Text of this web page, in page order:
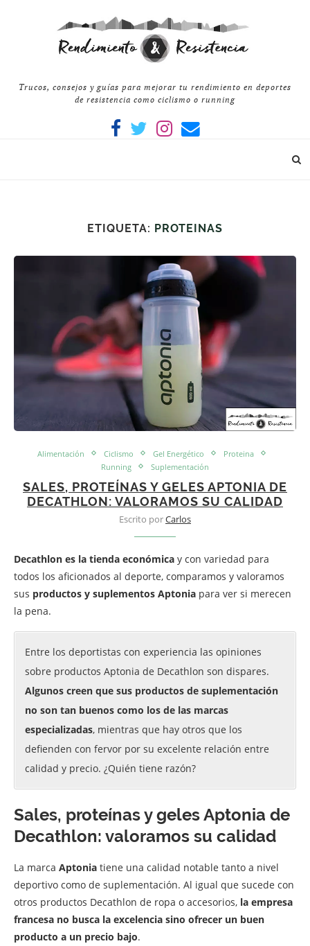
Trucos, consejos y guías para mejorar tu rendimiento en deportes
de resistencia como ciclismo o running
ETIQUETA: PROTEINAS
Alimentación Ciclismo Gel Energético
Proteina
Running
Suplementación
SALES, PROTEÍNAS Y GELES APTONIA DE
DECATHLON: VALORAMOS SU CALIDAD
Escrito porCarlos
Decathlon es la tienda económica y con variedad para
todos los aficionados al deporte, comparamos y valoramos
sus productos y suplementos Aptonia para ver si merecen
la pena.
Entre los deportistas con experiencia las opiniones
sobre productos Aptonia de Decathlon son dispares.
Algunos creen que sus productos de suplementación
no son tan buenos como los de las marcas
especializadas, mientras que hay otros que los
defienden con fervor por su excelente relación entre
calidad y precio. ¿Quién tiene razón?
Sales, proteínas y geles Aptonia de
Decathlon: valoramos su calidad
La marca Aptonia tiene una calidad notable tanto a nivel
deportivo como de suplementación. Al igual que sucede con
otros productos Decathlon de ropa o accesorios, la empresa
francesa no busca la excelencia sino ofrecer un buen
producto a un precio bajo.